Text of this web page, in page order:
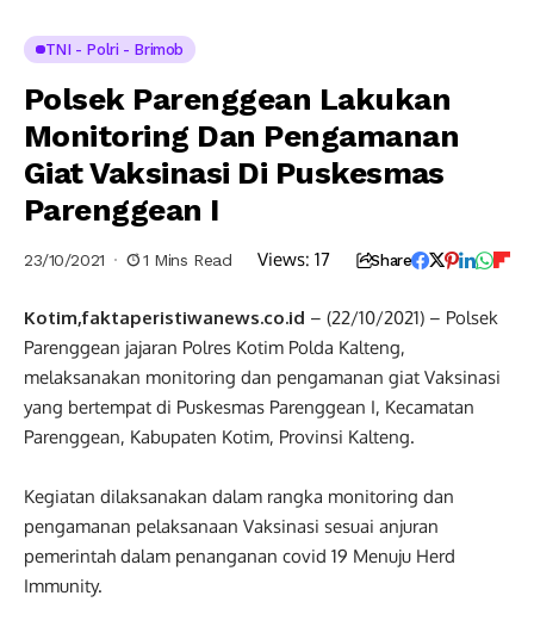
TNI - Polri - Brimob
Polsek Parenggean Lakukan
Monitoring Dan Pengamanan
Giat Vaksinasi Di Puskesmas
Parenggean I
23/10/2021 1 Mins Read Views: 17 Share
Kotim,faktaperistiwanews.co.id – (22/10/2021) – Polsek
Parenggean jajaran Polres Kotim Polda Kalteng,
melaksanakan monitoring dan pengamanan giat Vaksinasi
yang bertempat di Puskesmas Parenggean I, Kecamatan
Parenggean, Kabupaten Kotim, Provinsi Kalteng.
Kegiatan dilaksanakan dalam rangka monitoring dan
pengamanan pelaksanaan Vaksinasi sesuai anjuran
pemerintah dalam penanganan covid 19 Menuju Herd
Immunity.